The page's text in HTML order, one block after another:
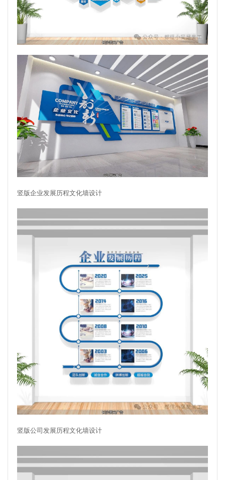
竖版企业发展历程文化墙设计
竖版公司发展历程文化墙设计